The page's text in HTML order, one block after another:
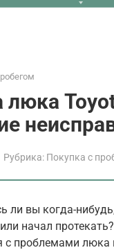
люка
Рубрика: Покупка с
ли вы когда-
начал
с проблемами люка